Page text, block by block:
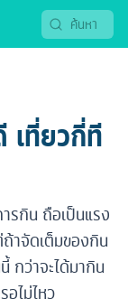
เที่ยวกี่ที
ารกิน ถือเป็นแรง
าจัดเต็มของกิน
กว่าจะได้มากิน
ไม่ไหว